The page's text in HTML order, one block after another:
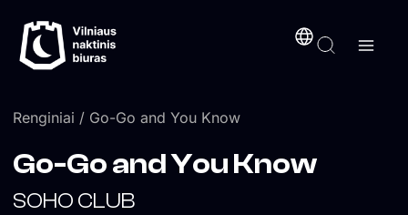
prie
turinio
Renginiai / Go-Go and You Know
Go-Go and You Know
SOHO CLUB